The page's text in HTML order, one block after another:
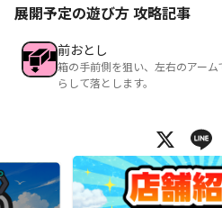
展開予定の遊び方 攻略記事
前おとし
箱の手前側を狙い、左右のアー
らして落とします。
X